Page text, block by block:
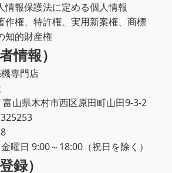
情報保護法に定める個人情報
作権、特許権、実用新案権、商標
知的財産権
情報）
専門店
山県木村市西区原田町山田9-3-2
曜日 9:00～18:00（祝日を除く）
録）